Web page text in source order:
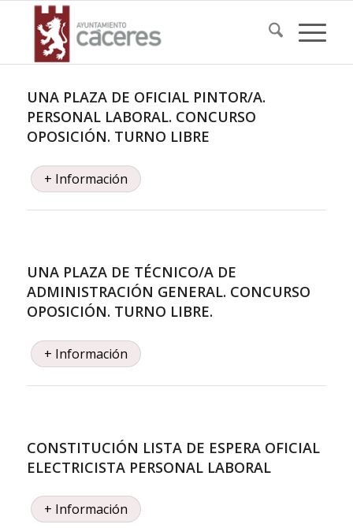
UNA PLAZA DE OFICIAL PINTOR/A.
PERSONAL LABORAL. CONCURSO
OPOSICIÓN. TURNO LIBRE
+ Información
UNA PLAZA DE TÉCNICO/A DE
ADMINISTRACIÓN GENERAL. CONCURSO
OPOSICIÓN. TURNO LIBRE.
+ Información
CONSTITUCIÓN LISTA DE ESPERA OFICIAL
ELECTRICISTA PERSONAL LABORAL
+ Información